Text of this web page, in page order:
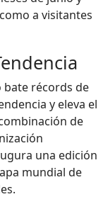
a visitantes
bate récords de
y eleva el
de
una edición
mundial de